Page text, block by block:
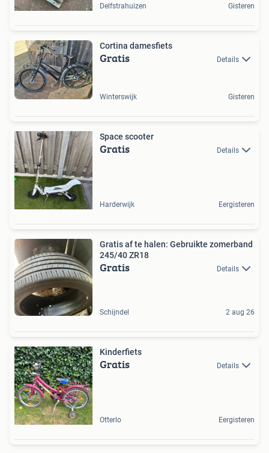
Delfstrahuizen Gisteren
Cortina damesfiets
Gratis Details
Winterswijk Gisteren
Space scooter
Gratis Details
Harderwijk Eergisteren
Gratis af te halen: Gebruikte zomerband
245/40 ZR18
Gratis Details
Schijndel 2 aug 26
Kinderfiets
Gratis Details
Otterlo Eergisteren